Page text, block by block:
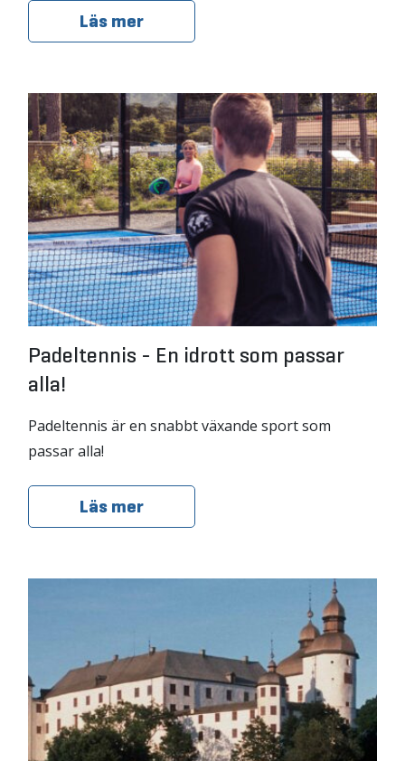
Läs mer
Padeltennis - En idrott som passar
alla!
Padeltennis är en snabbt växande sport som
passar alla!
Läs mer